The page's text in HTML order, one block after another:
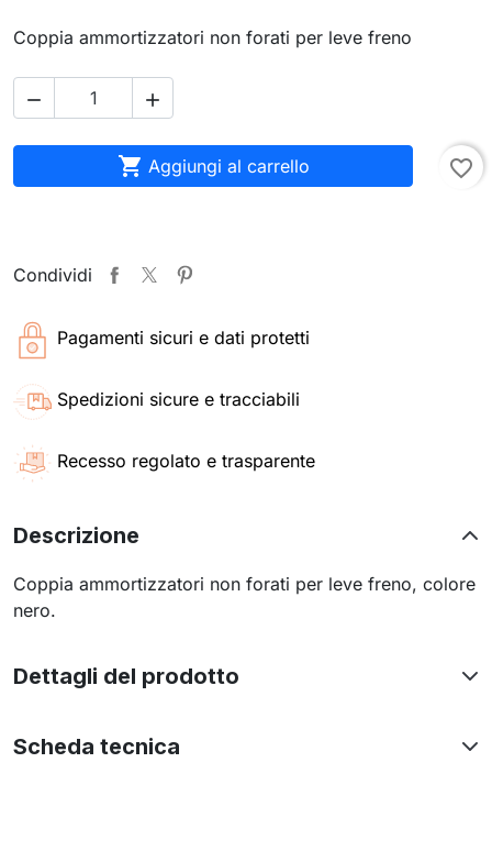
Coppia ammortizzatori non forati per leve freno
 
 Aggiungi al carrello favorite_border
Condividi
Pagamenti sicuri e dati protetti
Spedizioni sicure e tracciabili
Recesso regolato e trasparente
Descrizione
Coppia ammortizzatori non forati per leve freno, colore
nero.
Dettagli del prodotto
Scheda tecnica